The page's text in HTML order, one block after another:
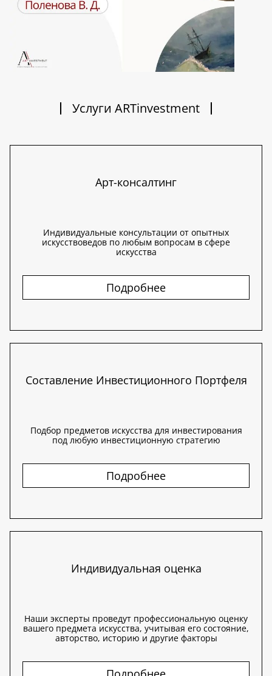
Услуги ARTinvestment
Арт-консалтинг
Индивидуальные консультации от опытных
искусствоведов по любым вопросам в сфере
искусства
Подробнее
Составление Инвестиционного Портфеля
Подбор предметов искусства для инвестирования
под любую инвестиционную стратегию
Подробнее
Индивидуальная оценка
Наши эксперты проведут профессиональную оценку
вашего предмета искусства, учитывая его состояние,
авторство, историю и другие факторы